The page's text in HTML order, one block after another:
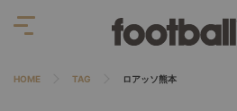
HOME TAG ロアッソ熊本